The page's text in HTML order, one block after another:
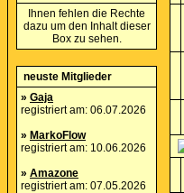
Ihnen fehlen die Rechte
dazu um den Inhalt dieser
Box zu sehen.
neuste Mitglieder
» Gaja
registriert am: 06.07.2026
» MarkoFlow
registriert am: 10.06.2026
» Amazone
registriert am: 07.05.2026